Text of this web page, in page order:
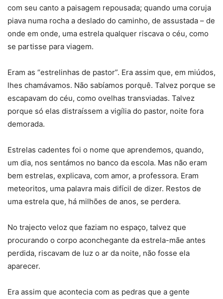
com seu canto a paisagem repousada; quando uma coruja
piava numa rocha a deslado do caminho, de assustada – de
onde em onde, uma estrela qualquer riscava o céu, como
se partisse para viagem.
Eram as “estrelinhas de pastor”. Era assim que, em miúdos,
lhes chamávamos. Não sabíamos porquê. Talvez porque se
escapavam do céu, como ovelhas transviadas. Talvez
porque só elas distraíssem a vigília do pastor, noite fora
demorada.
Estrelas cadentes foi o nome que aprendemos, quando,
um dia, nos sentámos no banco da escola. Mas não eram
bem estrelas, explicava, com amor, a professora. Eram
meteoritos, uma palavra mais difícil de dizer. Restos de
uma estrela que, há milhões de anos, se perdera.
No trajecto veloz que faziam no espaço, talvez que
procurando o corpo aconchegante da estrela-mãe antes
perdida, riscavam de luz o ar da noite, não fosse ela
aparecer.
Era assim que acontecia com as pedras que a gente